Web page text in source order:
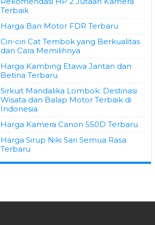
Terbaik
Harga Ban Motor FDR Terbaru
Ciri-ciri Cat Tembok yang Berkualitas
dan Cara Memilihnya
Harga Kambing Etawa Jantan dan
Betina Terbaru
Sirkuit Mandalika Lombok: Destinasi
Wisata dan Balap Motor Terbaik di
Indonesia
Harga Kamera Canon 550D Terbaru
Harga Sirup Niki Sari Semua Rasa
Terbaru